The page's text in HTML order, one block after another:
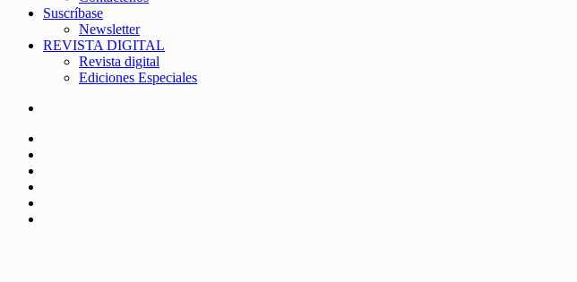
Suscríbase
Newsletter
REVISTA DIGITAL
Revista digital
Ediciones Especiales